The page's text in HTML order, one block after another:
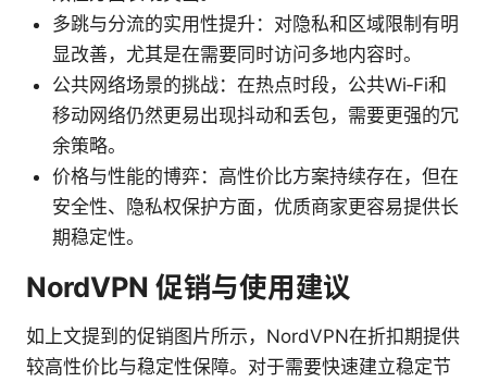
多跳与分流的实用性提升：对隐私和区域限制有明
显改善，尤其是在需要同时访问多地内容时。
公共网络场景的挑战：在热点时段，公共Wi‑Fi和
移动网络仍然更易出现抖动和丢包，需要更强的冗
余策略。
价格与性能的博弈：高性价比方案持续存在，但在
安全性、隐私权保护方面，优质商家更容易提供长
期稳定性。
NordVPN 促销与使用建议
如上文提到的促销图片所示，NordVPN在折扣期提供
较高性价比与稳定性保障。对于需要快速建立稳定节